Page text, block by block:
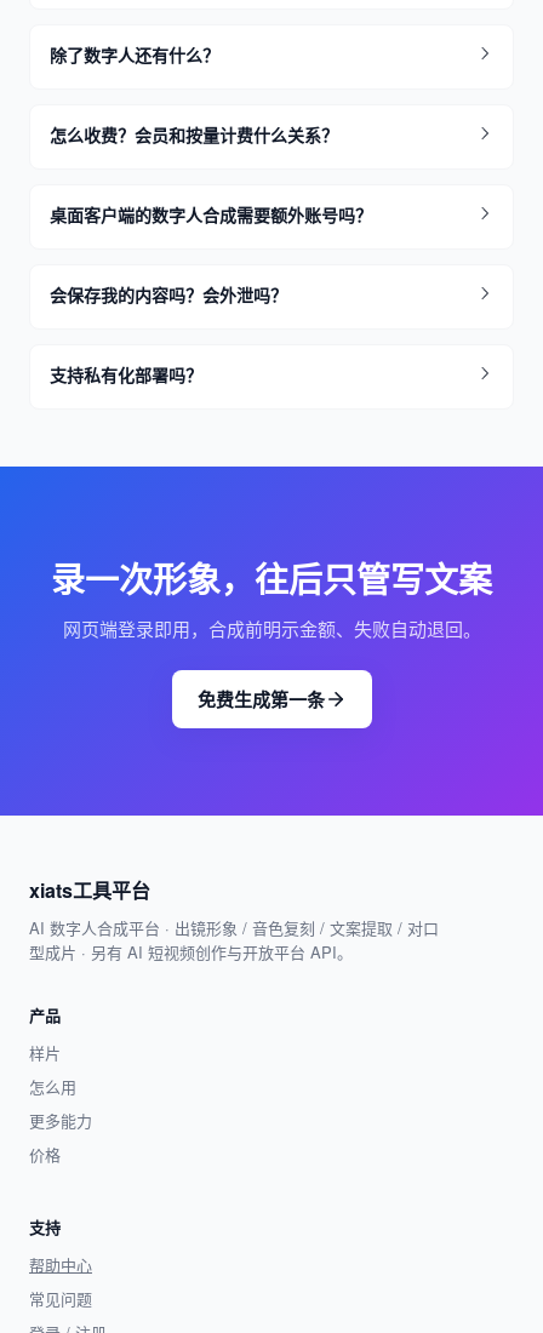
除了数字人还有什么？
怎么收费？会员和按量计费什么关系？
桌面客户端的数字人合成需要额外账号吗？
会保存我的内容吗？会外泄吗？
支持私有化部署吗？
录一次形象，往后只管写文案
网页端登录即用，合成前明示金额、失败自动退回。
免费生成第一条
xiats工具平台
AI 数字人合成平台 · 出镜形象 / 音色复刻 / 文案提取 / 对口
型成片 · 另有 AI 短视频创作与开放平台 API。
产品
样片
怎么用
更多能力
价格
支持
帮助中心
常见问题